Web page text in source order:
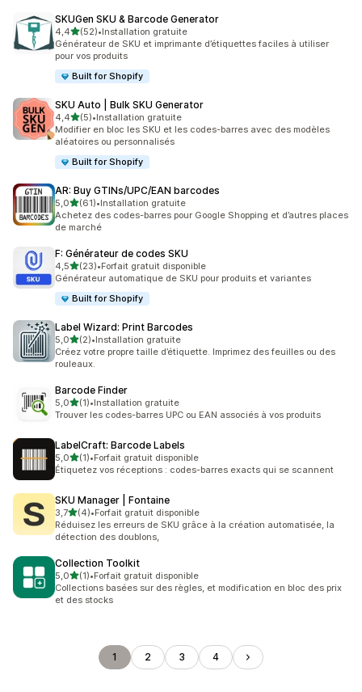
SKUGen SKU & Barcode Generator
4,4étoile(s) sur 5
(52)
52 avis au total
•Installation gratuite
Générateur de SKU et imprimante d’étiquettes faciles à utiliser
pour vos produits
Built for Shopify
SKU Auto | Bulk SKU Generator
4,4étoile(s) sur 5
(5)
5 avis au total
•Installation gratuite
Modifier en bloc les SKU et les codes-barres avec des modèles
aléatoires ou personnalisés
Built for Shopify
AR: Buy GTINs/UPC/EAN barcodes
5,0étoile(s) sur 5
(61)
61 avis au total
•Installation gratuite
Achetez des codes-barres pour Google Shopping et d’autres places
de marché
F: Générateur de codes SKU
4,5étoile(s) sur 5
(23)
23 avis au total
•Forfait gratuit disponible
Générateur automatique de SKU pour produits et variantes
Built for Shopify
Label Wizard: Print Barcodes
5,0étoile(s) sur 5
(2)
2 avis au total
•Installation gratuite
Créez votre propre taille d’étiquette. Imprimez des feuilles ou des
rouleaux.
Barcode Finder
5,0étoile(s) sur 5
(1)
1 avis au total
•Installation gratuite
Trouver les codes-barres UPC ou EAN associés à vos produits
LabelCraft: Barcode Labels
5,0étoile(s) sur 5
(1)
1 avis au total
•Forfait gratuit disponible
Étiquetez vos réceptions : codes-barres exacts qui se scannent
SKU Manager | Fontaine
3,7étoile(s) sur 5
(4)
4 avis au total
•Forfait gratuit disponible
Réduisez les erreurs de SKU grâce à la création automatisée, la
détection des doublons,
Collection Toolkit
5,0étoile(s) sur 5
(1)
1 avis au total
•Forfait gratuit disponible
Collections basées sur des règles, et modification en bloc des prix
et des stocks
1 2 3 4